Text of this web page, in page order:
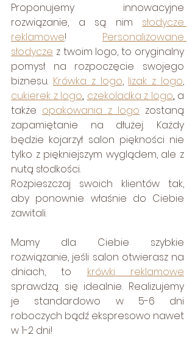
Proponujemy innowacyjne
rozwiązanie, a są nim słodycze
reklamowe! Personalizowane
słodycze z twoim logo, to oryginalny
pomysł na rozpoczęcie swojego
biznesu. Krówka z logo, lizak z logo
cukierek z logo, czekoladka z logo, a
także opakowania z logo zostaną
zapamiętanie na dłużej. Każdy
będzie kojarzył salon piękności nie
tylko z piękniejszym wyglądem, ale z
nutą słodkości.
Rozpieszczaj swoich klientów tak,
aby ponownie właśnie do Ciebie
zawitali.
Mamy dla Ciebie szybkie
rozwiązanie, jeśli salon otwierasz na
dniach, to krówki reklamowe
sprawdzą się idealnie. Realizujemy
je standardowo w 5-6 dni
roboczych bądź ekspresowo nawet
w 1-2 dni!